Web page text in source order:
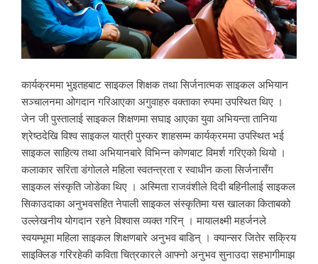
कार्यक्रममा भुइतहबाट साइकल शिक्षक तथा सिर्जनात्मक साइकल अभियान
सञ्चालनमा ओगदान गरिआएका अगुवाहरु वक्ताका रुपमा उपस्थित थिए ।
जेन जी पुस्तालाई साइकल शिक्षणमा सघाइ आएका युवा अभियन्ता तानिया
श्रेष्ठदेखि विश्व साइकल यात्री पुस्कर शाहसम्म कार्यक्रममा उपस्थित भई
साइकल साहित्य तथा अभियानबारे विभिन्न कोणबाट विमर्श गरिएको थियो ।
कलाकार सरिता डंगोलले महिला स्वतन्त्रता र स्वाधीन कला सिर्जनासँग
साइकल संस्कृति जोडेका थिए । अस्मिता राजवंशीले दिदी बहिनीलाई साइकल
सिकाउदाका अनुभवसहित नेपाली साइकल संस्कृतिमा यस खालका किताबको
उल्लेखनीय योगदान रहने विश्वास व्यक्त गरिन् । मायालक्ष्मी महर्जनले
स्वयम्भूमा महिला साइकल शिक्षणबारे अनुभव बाडिन् । क्यान्सर जितेर सक्रिय
साइक्लिङ गरिरहेकी कविता चित्रकारले आफ्नो अनुभव सुनाउदा सहभागीमाझ